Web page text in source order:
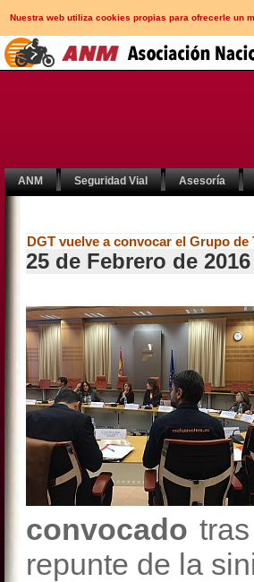
Nuestra web utiliza cookies propias para ofrecerle un
ANM Seguridad Vial Asesoría
DGT vuelve a convocar el Grupo
25 de Febrero de 2016
convocado
repunte de la